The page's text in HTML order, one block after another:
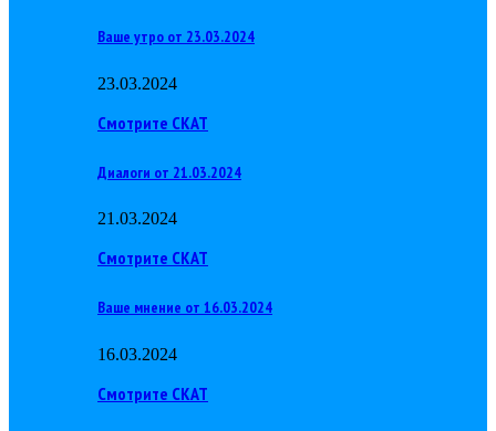
Ваше утро от 23.03.2024
23.03.2024
Смотрите СКАТ
Диалоги от 21.03.2024
21.03.2024
Смотрите СКАТ
Ваше мнение от 16.03.2024
16.03.2024
Смотрите СКАТ